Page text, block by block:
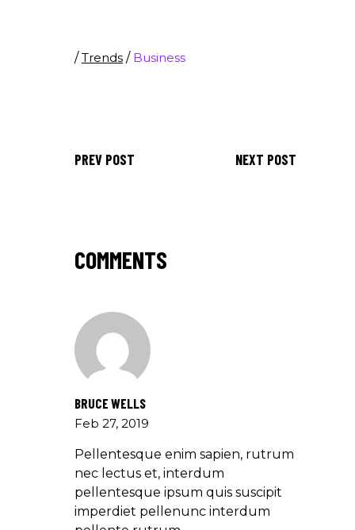
/Trends / Business
PREV POST NEXT POST
COMMENTS
BRUCE WELLS
Feb 27, 2019
Pellentesque enim sapien, rutrum
nec lectus et, interdum
pellentesque ipsum quis suscipit
imperdiet pellenunc interdum